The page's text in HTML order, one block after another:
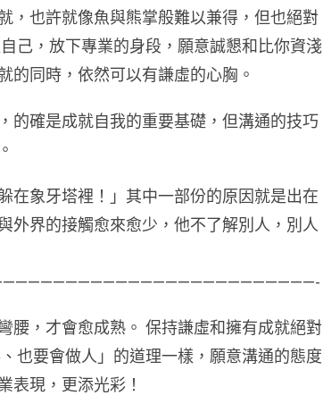
，也許就像魚與熊掌般難以兼得，但也絕對
己，放下專業的身段，願意誠懇和比你資淺
的同時，依然可以有謙虛的心胸。
的確是成就自我的重要基礎，但溝通的技巧
在象牙塔裡！」其中一部份的原因就是出在
外界的接觸愈來愈少，他不了解別人，別人
腰，才會愈成熟。 保持謙虛和擁有成就絕對
也要會做人」的道理一樣，願意溝通的態度
表現，更添光彩！